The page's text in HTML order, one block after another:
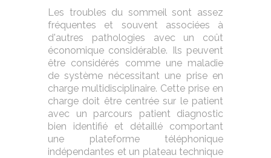
Les troubles du sommeil sont assez
fréquentes et souvent associées à
d'autres pathologies avec un coût
économique considérable. Ils peuvent
être considérés comme une maladie
de système nécessitant une prise en
charge multidisciplinaire. Cette prise en
charge doit être centrée sur le patient
avec un parcours patient diagnostic
bien identifié et détaillé comportant
une plateforme téléphonique
indépendantes et un plateau technique